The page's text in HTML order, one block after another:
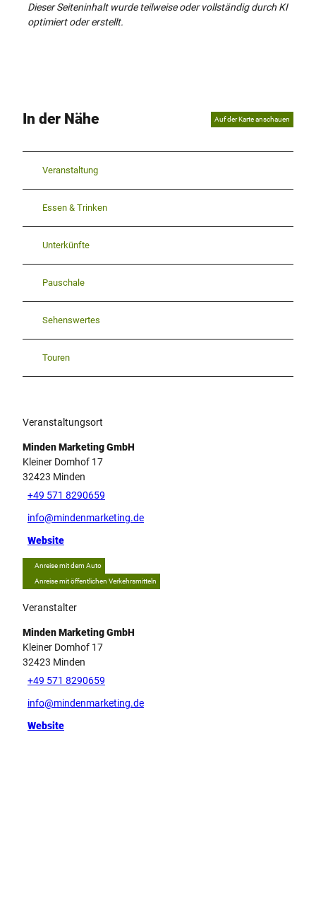
Dieser Seiteninhalt wurde teilweise oder vollständig durch KI
optimiert oder erstellt.
In der Nähe Auf der Karte anschauen
Veranstaltung
Essen & Trinken
Unterkünfte
Pauschale
Sehenswertes
Touren
Veranstaltungsort
Minden Marketing GmbH
Kleiner Domhof 17
32423 Minden
+49 571 8290659
info@mindenmarketing.de
Website
Anreise mit dem Auto
Anreise mit öffentlichen Verkehrsmitteln
Veranstalter
Minden Marketing GmbH
Kleiner Domhof 17
32423 Minden
+49 571 8290659
info@mindenmarketing.de
Website